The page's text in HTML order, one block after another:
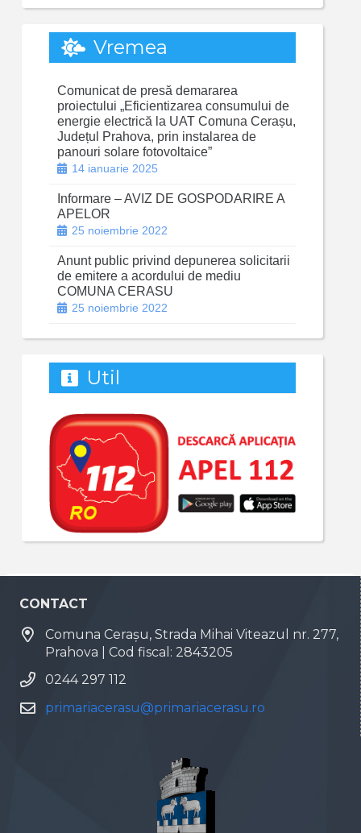
Vremea
Comunicat de presă demararea
proiectului „Eficientizarea consumului de
energie electrică la UAT Comuna Cerașu,
Județul Prahova, prin instalarea de
panouri solare fotovoltaice”
14 ianuarie 2025
Informare – AVIZ DE GOSPODARIRE A
APELOR
25 noiembrie 2022
Anunt public privind depunerea solicitarii
de emitere a acordului de mediu
COMUNA CERASU
25 noiembrie 2022
Util
CONTACT
Comuna Cerașu, Strada Mihai Viteazul nr. 277,
Prahova | Cod fiscal: 2843205
0244 297 112
primariacerasu@primariacerasu.ro